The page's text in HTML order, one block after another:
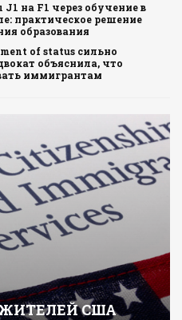
J1 на F1 через обучение в
практическое решение
образования
of status сильно
объяснила, что
иммигрантам
ЖИТЕЛЕЙ США